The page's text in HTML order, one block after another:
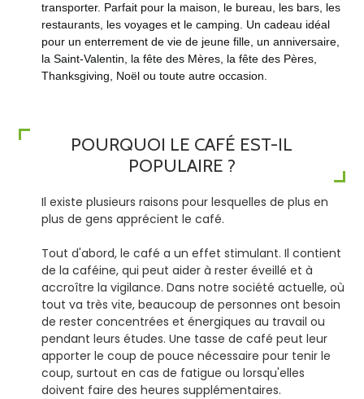
transporter. Parfait pour la maison, le bureau, les bars, les
restaurants, les voyages et le camping. Un cadeau idéal
pour un enterrement de vie de jeune fille, un anniversaire,
la Saint-Valentin, la fête des Mères, la fête des Pères,
Thanksgiving, Noël ou toute autre occasion.
POURQUOI LE CAFÉ EST-IL
POPULAIRE ?
Il existe plusieurs raisons pour lesquelles de plus en
plus de gens apprécient le café.
Tout d'abord, le café a un effet stimulant. Il contient
de la caféine, qui peut aider à rester éveillé et à
accroître la vigilance. Dans notre société actuelle, où
tout va très vite, beaucoup de personnes ont besoin
de rester concentrées et énergiques au travail ou
pendant leurs études. Une tasse de café peut leur
apporter le coup de pouce nécessaire pour tenir le
coup, surtout en cas de fatigue ou lorsqu'elles
doivent faire des heures supplémentaires.